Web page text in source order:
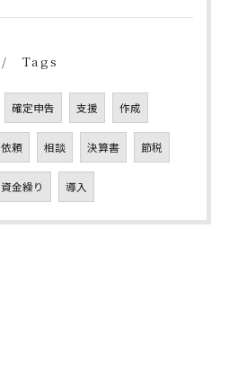
Tags
確定申告 支援 作成
依頼 相談 決算書 節税
資金繰り 導入